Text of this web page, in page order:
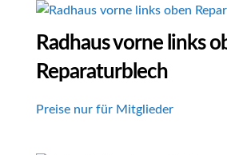
Radhaus vorne links
Reparaturblech
Preise nur für Mitglieder